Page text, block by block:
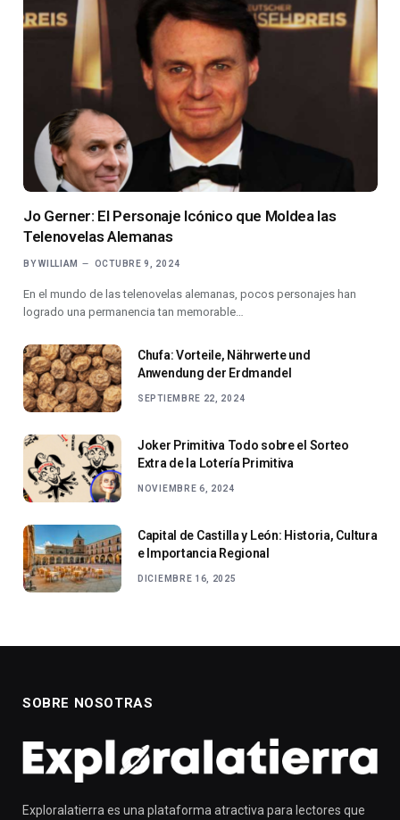
Jo Gerner: El Personaje Icónico que Moldea las
Telenovelas Alemanas
BY WILLIAM OCTUBRE 9, 2024
En el mundo de las telenovelas alemanas, pocos personajes han
logrado una permanencia tan memorable…
Chufa: Vorteile, Nährwerte und
Anwendung der Erdmandel
SEPTIEMBRE 22, 2024
Joker Primitiva Todo sobre el Sorteo
Extra de la Lotería Primitiva
NOVIEMBRE 6, 2024
Capital de Castilla y León: Historia, Cultura
e Importancia Regional
DICIEMBRE 16, 2025
SOBRE NOSOTRAS
Exploralatierra es una plataforma atractiva para lectores que